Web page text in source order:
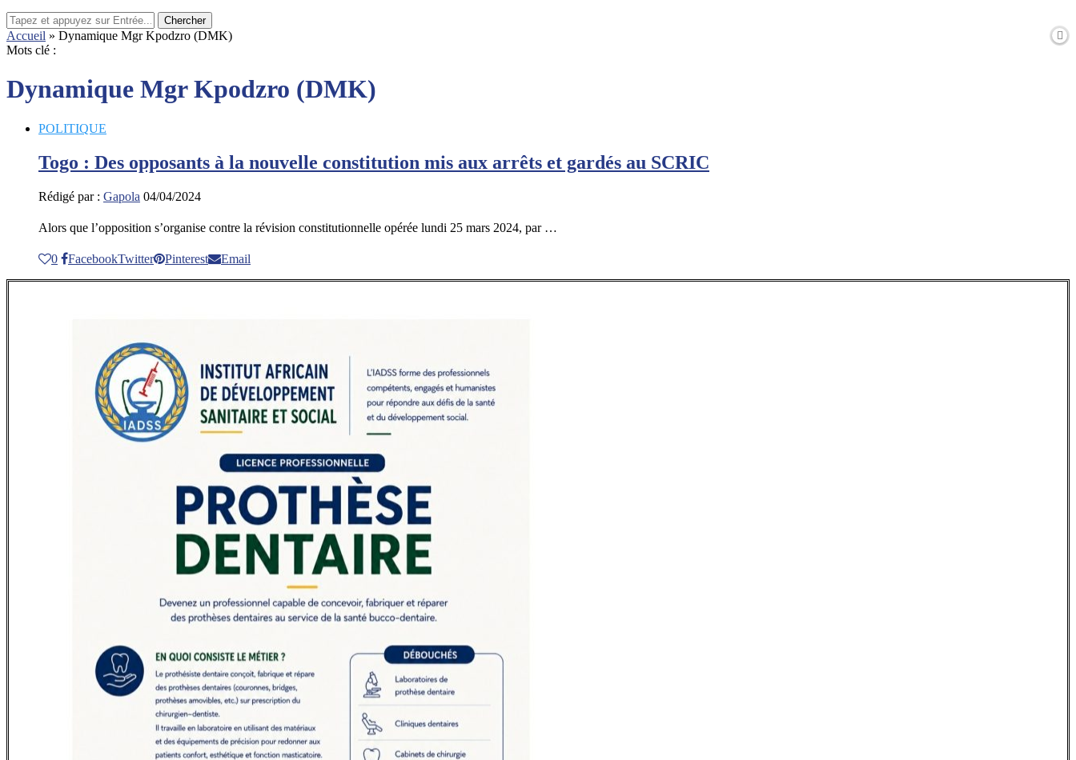
Chercher
Accueil » Dynamique Mgr Kpodzro (DMK)
Mots clé :
Dynamique Mgr Kpodzro (DMK)
POLITIQUE
Togo : Des opposants à la nouvelle constitution mis aux arrêts et gardés au SCRIC
Rédigé par : Gapola 04/04/2024
Alors que l’opposition s’organise contre la révision constitutionnelle opérée lundi 25 mars 2024, par …
0 FacebookTwitter Pinterest Email